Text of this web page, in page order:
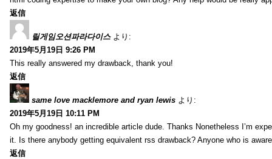
返信
릴게임오션파라다이스 より:
2019年5月19日 9:26 PM
This really answered my drawback, thank you!
返信
same love macklemore and ryan lewis より:
2019年5月19日 10:11 PM
Oh my goodness! an incredible article dude. Thanks Nonetheless I’m
it. Is there anybody getting equivalent rss drawback? Anyone who is
返信